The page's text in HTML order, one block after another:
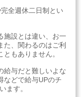
全週休二日制とい
施設とは違い、お一
た、関わるのはご利
もありません。
給与だと難しいよな
などで給与UPのチ
ます。